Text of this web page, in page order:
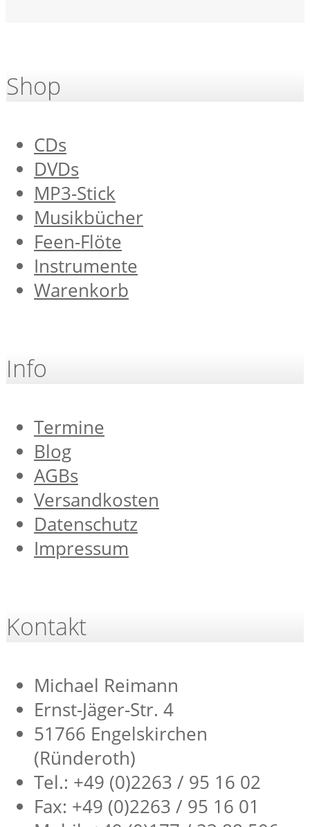
Shop
CDs
DVDs
MP3-Stick
Musikbücher
Feen-Flöte
Instrumente
Warenkorb
Info
Termine
Blog
AGBs
Versandkosten
Datenschutz
Impressum
Kontakt
Michael Reimann
Ernst-Jäger-Str. 4
51766 Engelskirchen
(Ründeroth)
Tel.: +49 (0)2263 / 95 16 02
Fax: +49 (0)2263 / 95 16 01